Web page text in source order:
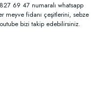
69 47 numaralı whatsapp
meyve fidanı çeşitlerini, sebze
bizi takip edebilirsiniz.